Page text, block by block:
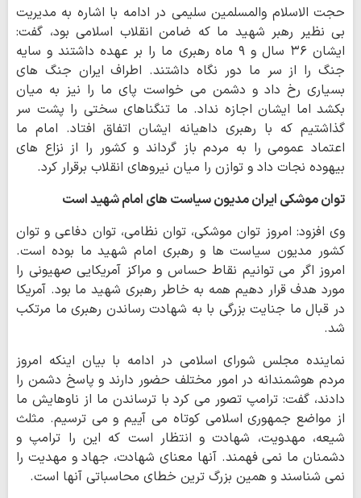
حجت الاسلام والمسلمین سلیمی در ادامه با اشاره به مدیریت
بی نظیر رهبر شهید ما که ضامن انقلاب اسلامی بود، گفت:
ایشان ۳۶ سال و ۹ ماه رهبری ما را بر عهده داشتند و سایه
جنگ را از سر ما دور نگاه داشتند. اطراف ایران جنگ های
بسیاری رخ داد و دشمن می خواست پای ما را نیز به میان
بکشد اما ایشان اجازه نداد. ما تنگناهای سختی را پشت سر
گذاشتیم که با رهبری داهیانه ایشان اتفاق افتاد. امام ما
اعتماد عمومی را به مردم باز گرداند و کشور را از نزاع های
بیهوده نجات داد و توازن را میان نیروهای انقلاب برقرار کرد.
توان موشکی ایران مدیون سیاست های امام شهید است
وی افزود: امروز توان موشکی، توان نظامی، توان دفاعی و توان
کشور مدیون سیاست ها و رهبری امام شهید ما بوده است.
امروز اگر می توانیم نقاط حساس و مراکز آمریکایی صهیونی را
مورد هدف قرار دهیم همه به خاطر رهبری شهید ما بود. آمریکا
در قبال ما جنایت بزرگی با به شهادت رساندن رهبری ما مرتکب
شد.
نماینده مجلس شورای اسلامی در ادامه با بیان اینکه امروز
مردم هوشمندانه در امور مختلف حضور دارند و پاسخ دشمن را
دادند، گفت: ترامپ تصور می کرد با ترساندن ما از ناوهایش ما
از مواضع جمهوری اسلامی کوتاه می آییم و می ترسیم. مثلث
شیعه، مهدویت، شهادت و انتظار است که این را ترامپ و
دشمنان ما نمی فهمند. آنها معنای شهادت، جهاد و مهدیت را
نمی شناسند و همین بزرگ ترین خطای محاسباتی آنها است.